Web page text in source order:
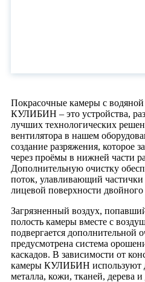
Покрасочные камеры с водяной
КУЛИБИН – это устройства,
лучших технологических
вентилятора в нашем
создание разряжения, которое
через проёмы в нижней части
Дополнительную очистку
поток, улавливающий
лицевой поверхности
Загрязненный воздух,
полость камеры вместе с
подвергается дополнительной
предусмотрена система
каскадов. В зависимости от
камеры КУЛИБИН используют
металла, кожи, тканей, дерева